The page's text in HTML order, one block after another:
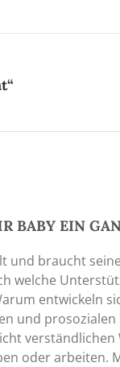
BABY EIN
und braucht
welche
entwickeln
und prosozialen
oder arbeiten.